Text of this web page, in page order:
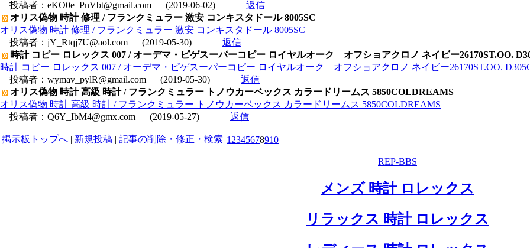
投稿者： eKO0e_PnVbt@gmail.com (2019-06-02)
返信
オリス偽物 時計 修理 / フランクミュラー 激安 コンキスタドール 8005SC
オリス偽物 時計 修理 / フランクミュラー 激安 コンキスタドール 8005SC
投稿者： jY_Rtqj7U@aol.com (2019-05-30)
返信
時計 コピー ロレックス 007 / オーデマ・ピゲスーパーコピー ロイヤルオーク オフショアクロノ ネイビー26170ST.OO.
時計 コピー ロレックス 007 / オーデマ・ピゲスーパーコピー ロイヤルオーク オフショアクロノ ネイビー26170ST.OO.
投稿者： wymav_pylR@gmail.com (2019-05-30)
返信
オリス偽物 時計 高級 時計 / フランクミュラー トノウカーベックス カラードリームス 5850COLDREAMS
オリス偽物 時計 高級 時計 / フランクミュラー トノウカーベックス カラードリームス 5850COLDREAMS
投稿者： Q6Y_IbM4@gmx.com (2019-05-27) 返信
掲示板トップへ | 新規投稿 | 記事の削除・修正・検索 1 2345678910
REP-BBS
メンズ 時計 ロレックス
リラックス 時計 ロレックス